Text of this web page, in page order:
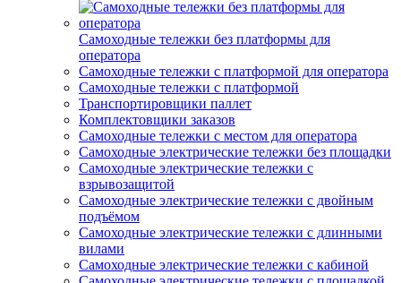
Самоходные тележки без платформы для
оператора
Самоходные тележки с платформой для оператора
Самоходные тележки с платформой
Транспортировщики паллет
Комплектовщики заказов
Самоходные тележки с местом для оператора
Самоходные электрические тележки без площадки
Самоходные электрические тележки с
взрывозащитой
Самоходные электрические тележки с двойным
подъёмом
Самоходные электрические тележки с длинными
вилами
Самоходные электрические тележки с кабиной